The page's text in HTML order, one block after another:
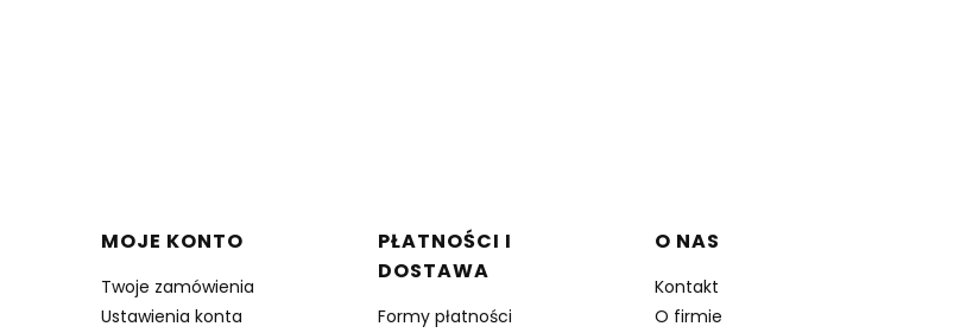
MOJE KONTO
Twoje zamówienia
Ustawienia konta
PŁATNOŚCI I
DOSTAWA
Formy płatności
O NAS
Kontakt
O firmie